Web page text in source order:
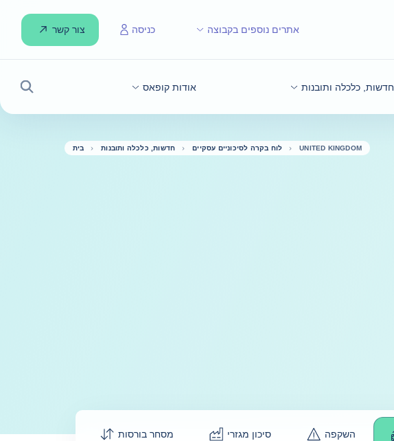
חדשות, כלכלה ותובנות אודות קופאס
חיפוש
אתרים נוספים בקבוצה כניסה צור קשר
בית חדשות, כלכלה ותובנות לוח בקרה לסיכוניים עסקיים UNITED KINGDOM
מסחר בורסות סיכון מגזרי השקפה